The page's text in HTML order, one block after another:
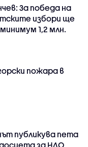
За победа на
избори ще
1,2 млн.
пожара в
публикува пета